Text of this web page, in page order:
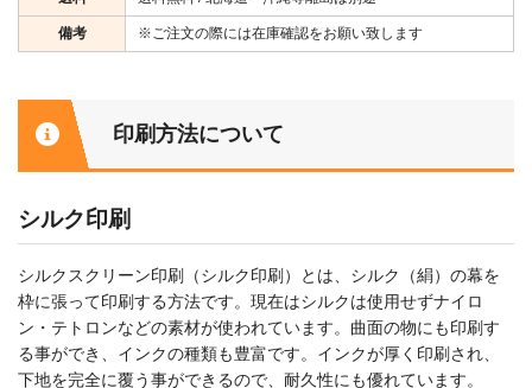
備考 ※ご注文の際には在庫確認をお願い致します
印刷方法について
シルク印刷
シルクスクリーン印刷（シルク印刷）とは、シルク（絹）の幕を
枠に張って印刷する方法です。現在はシルクは使用せずナイロ
ン・テトロンなどの素材が使われています。曲面の物にも印刷す
る事ができ、インクの種類も豊富です。インクが厚く印刷され、
下地を完全に覆う事ができるので、耐久性にも優れています。